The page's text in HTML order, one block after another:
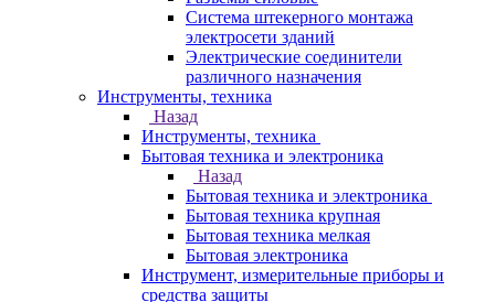
Система штекерного монтажа
электросети зданий
Электрические соединители
различного назначения
Инструменты, техника
Назад
Инструменты, техника
Бытовая техника и электроника
Назад
Бытовая техника и электроника
Бытовая техника крупная
Бытовая техника мелкая
Бытовая электроника
Инструмент, измерительные приборы и
средства защиты